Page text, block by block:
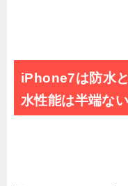
iPhone7は防水
水性能は半端ない